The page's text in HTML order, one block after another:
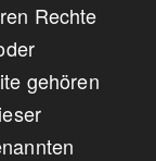
Rechte
gehören